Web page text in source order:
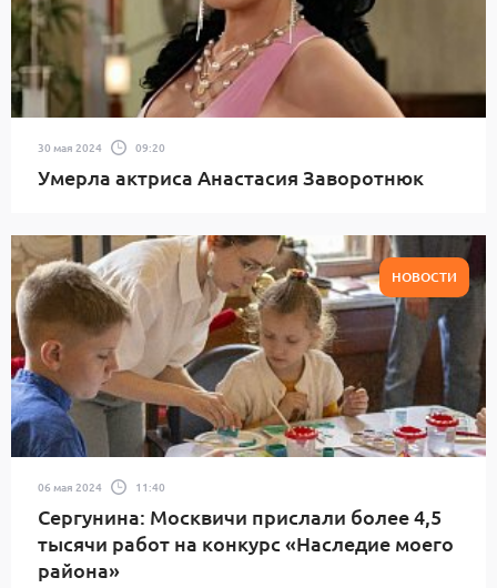
30 мая 2024 09:20
Умерла актриса Анастасия Заворотнюк
НОВОСТИ
06 мая 2024 11:40
Сергунина: Москвичи прислали более 4,5
тысячи работ на конкурс «Наследие моего
района»